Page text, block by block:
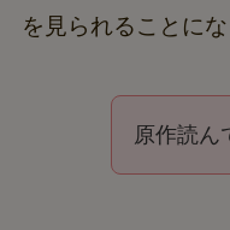
を見られることに
原作読ん